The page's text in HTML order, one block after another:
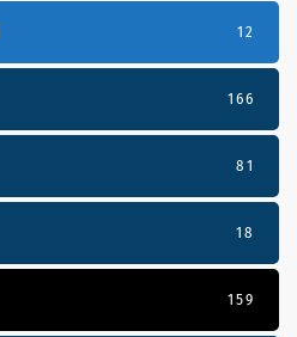
12
166
81
18
159